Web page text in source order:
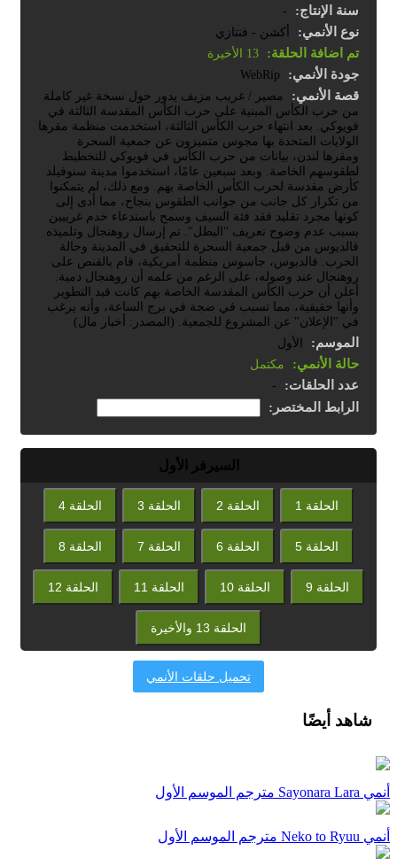
سنة الإنتاج: -
نوع الأنمي: أكشن - فنتازي
تم اضافة الحلقة: 13 الأخيرة
جودة الأنمي: WebRip
قصة الأنمي:
مصير / غريب مزيف يدور حول نسخة غير كاملة
من حرب الكأس المبنية على حرب الكأس المقدسة الثالثة في
فويوكي. بعد انتهاء حرب الكأس الثالثة، استخدمت منظمة مقرها
الولايات المتحدة بها مجوس متميزون عن جمعية السحرة
ومقرها لندن، بيانات من حرب الكأس في فويوكي للتخطيط
لطقوسهم الخاصة. وبعد سبعين عامًا، استخدموا مدينة سنوفيلد
كأرض مقدسة لحرب الكأس الخاصة بهم. ومع ذلك، لم يتمكنوا
من تكرار كل جانب من جوانب الطقوس بنجاح، مما أدى إلى
كونها مجرد تقليد فقد فئة السيف وسمح باستدعاء خدم غريبين
بسبب عدم وضوح تعريف "البطل". تم إرسال روهنجال وتلميذه
فالديوس من قبل جمعية السحرة للتحقيق في المدينة وحالة
الحرب. فالديوس، جاسوس منظمة أمريكية، قام بالقنص على
روهنجال عند وصوله، على الرغم من علمه أن روهنجال دمية.
أعلن أن حرب الكأس المقدسة الخاصة بهم كانت قيد التطوير
وأنها حقيقية، مما تسبب في ضجة في برج الساعة، وأنه يرغب
في "الإعلان" عن المشروع للجمعية. (المصدر: أخبار مال)
الموسم: الأول
حالة الأنمي: مكتمل
عدد الحلقات: -
الرابط المختصر:
السيرفر الأول
الحلقة 1 الحلقة 2 الحلقة 3 الحلقة 4
الحلقة 5 الحلقة 6 الحلقة 7 الحلقة 8
الحلقة 9 الحلقة 10 الحلقة 11 الحلقة 12
الحلقة 13 والأخيرة
تحميل حلقات الأنمي
شاهد أيضًا
أنمي Sayonara Lara مترجم الموسم الأول
أنمي Neko to Ryuu مترجم الموسم الأول